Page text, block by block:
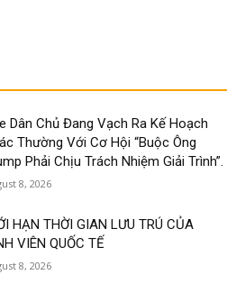
Dân Chủ Đang Vạch Ra Kế Hoạch
Thường Với Cơ Hội “Buộc Ông
Phải Chịu Trách Nhiệm Giải Trình”.
8, 2026
HẠN THỜI GIAN LƯU TRÚ CỦA
VIÊN QUỐC TẾ
8, 2026